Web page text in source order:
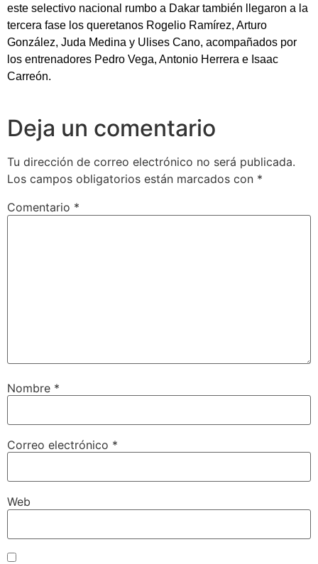
este selectivo nacional rumbo a Dakar también llegaron a la
tercera fase los queretanos Rogelio Ramírez, Arturo
González, Juda Medina y Ulises Cano, acompañados por
los entrenadores Pedro Vega, Antonio Herrera e Isaac
Carreón.
Deja un comentario
Tu dirección de correo electrónico no será publicada.
Los campos obligatorios están marcados con *
Comentario *
Nombre *
Correo electrónico *
Web